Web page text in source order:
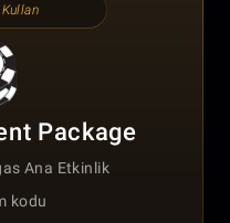
Kullan
Package
Ana Etkinlik
kodu